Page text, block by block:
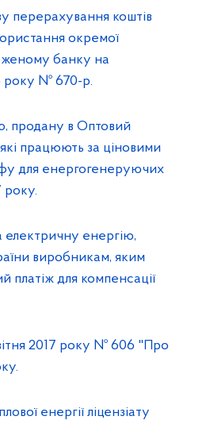
перерахування коштів
окремої
банку на
року № 670-р.
продану в Оптовий
працюють за ціновими
для енергогенеруючих
року.
електричну енергію,
виробникам, яким
для компенсації
2017 року № 606 "Про
енергії ліцензіату